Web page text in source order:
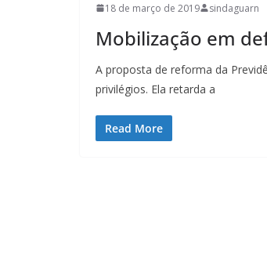
18 de março de 2019 sindaguarn
Mobilização em
A proposta de reforma da
privilégios. Ela retarda a
Read More